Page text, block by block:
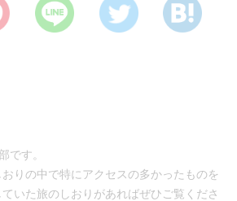
です。
りの中で特にアクセスの多かったものを
いた旅のしおりがあればぜひご覧くださ